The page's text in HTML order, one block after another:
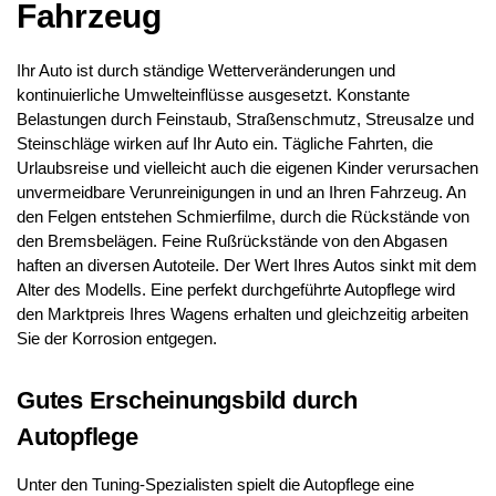
Fahrzeug
Ihr Auto ist durch ständige Wetterveränderungen und
kontinuierliche Umwelteinflüsse ausgesetzt. Konstante
Belastungen durch Feinstaub, Straßenschmutz, Streusalze und
Steinschläge wirken auf Ihr Auto ein. Tägliche Fahrten, die
Urlaubsreise und vielleicht auch die eigenen Kinder verursachen
unvermeidbare Verunreinigungen in und an Ihren Fahrzeug. An
den Felgen entstehen Schmierfilme, durch die Rückstände von
den Bremsbelägen. Feine Rußrückstände von den Abgasen
haften an diversen Autoteile. Der Wert Ihres Autos sinkt mit dem
Alter des Modells. Eine perfekt durchgeführte Autopflege wird
den Marktpreis Ihres Wagens erhalten und gleichzeitig arbeiten
Sie der Korrosion entgegen.
Gutes Erscheinungsbild durch
Autopflege
Unter den Tuning-Spezialisten spielt die Autopflege eine